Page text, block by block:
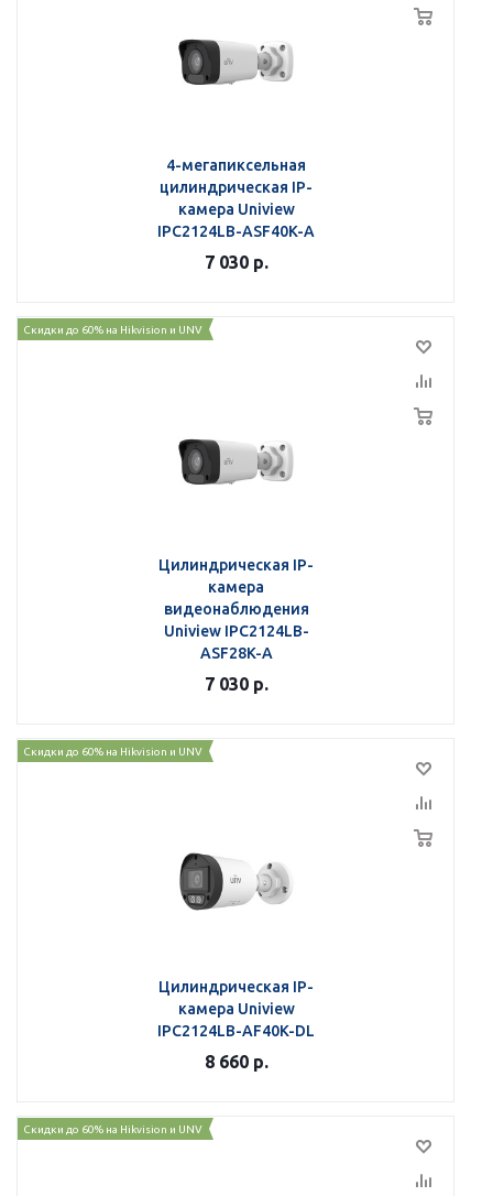
4-мегапиксельная
цилиндрическая IP-
камера Uniview
IPC2124LB-ASF40K-A
7 030р.
Скидки до 60% на Hikvision и UNV
Цилиндрическая IP-
камера
видеонаблюдения
Uniview IPC2124LB-
ASF28K-A
7 030р.
Скидки до 60% на Hikvision и UNV
Цилиндрическая IP-
камера Uniview
IPC2124LB-AF40K-DL
8 660р.
Скидки до 60% на Hikvision и UNV